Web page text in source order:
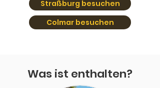
Straßburg besuchen
Colmar besuchen
Was ist enthalten?